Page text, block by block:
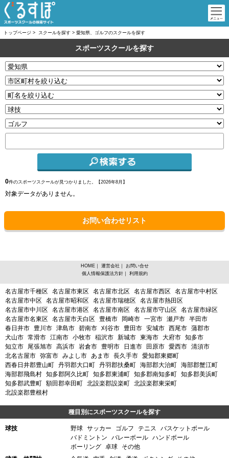
トップページ > スクールを探す > 愛知県、ゴルフのスクールを探す
スポーツスクールを探す
0件のスポーツスクールが見つかりました。【2026年8月】
対象データがありません。
お問い合わせリスト
愛知県、ゴルフからスポーツスクールを探す
名古屋市千種区 名古屋市東区 名古屋市北区 名古屋市西区
名古屋市中村区
名古屋市中区
名古屋市昭和区 名古屋市瑞穂区
名古屋市熱田区
名古屋市中川区
名古屋市港区 名古屋市南区 名古屋市守山区
名古屋市緑区
名古屋市名東区
名古屋市天白区 豊橋市 岡崎市 一宮市 瀬戸市 半田市
春日井市
豊川市 津島市 碧南市 刈谷市 豊田市 安城市 西尾市 蒲郡市
犬山市 常滑市 江南市 小牧市 稲沢市 新城市 東海市 大府市 知多市
知立市
尾張旭市 高浜市 岩倉市 豊明市 日進市 田原市 愛西市 清須市
北名古屋市 弥富市 みよし市 あま市 長久手市 愛知郡東郷町
西春日井郡豊山町 丹羽郡大口町 丹羽郡扶桑町 海部郡大治町 海部郡蟹江町
海部郡飛島村 知多郡阿久比町 知多郡東浦町 知多郡南知多町 知多郡美浜町
知多郡武豊町 額田郡幸田町 北設楽郡設楽町 北設楽郡東栄町
北設楽郡豊根村
種目別にスポーツスクールを探す
球技 野球 サッカー ゴルフ テニス
バスケットボール
バドミントン
バレーボール ハンドボール
ボーリング 卓球
その他
HOME｜ 運営会社 ｜
お問い合せ
個人情報保護法方針｜ 利用規約